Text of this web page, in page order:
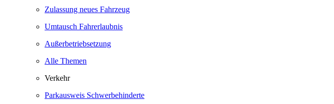
Zulassung neues Fahrzeug
Umtausch Fahrerlaubnis
Außerbetriebsetzung
Alle Themen
Verkehr
Parkausweis Schwerbehinderte